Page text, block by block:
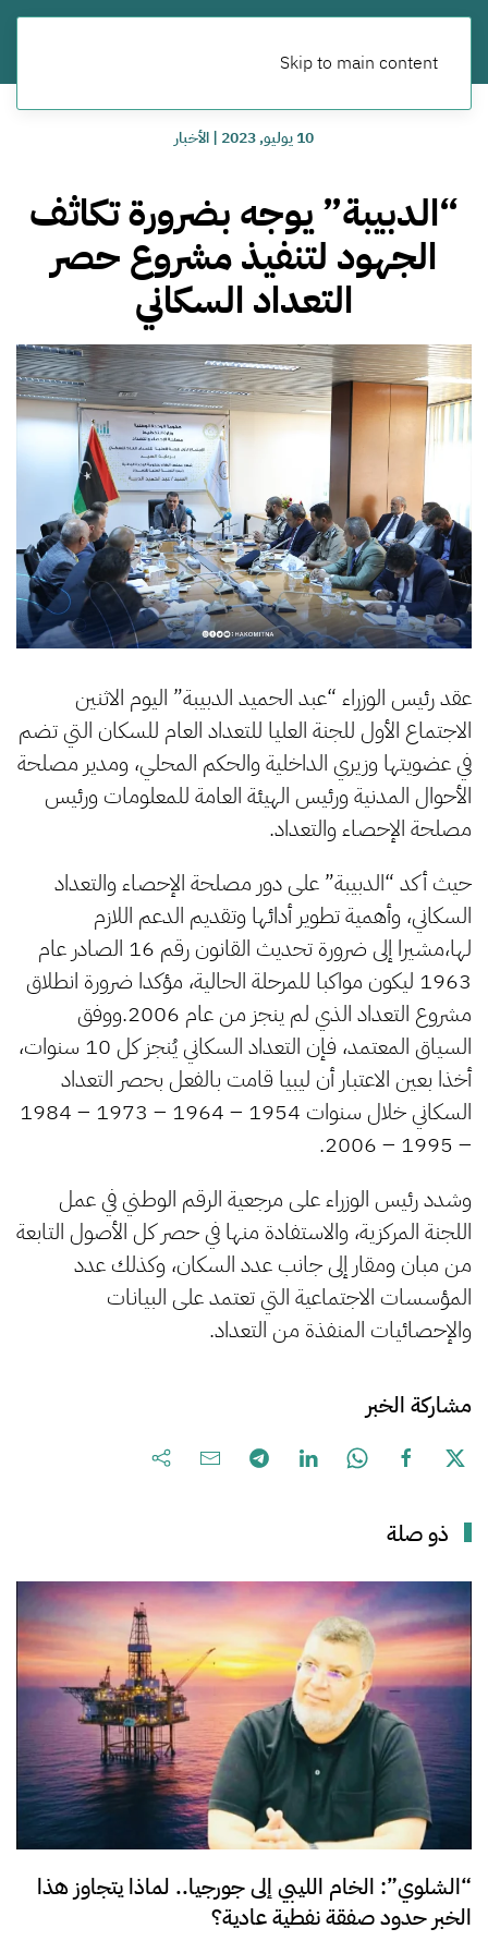
Skip to main content
10 يوليو, 2023 |الأخبار
“الدبيبة” يوجه بضرورة تكاثف
الجهود لتنفيذ مشروع حصر
التعداد السكاني
عقد رئيس الوزراء “عبد الحميد الدبيبة” اليوم الاثنين
الاجتماع الأول للجنة العليا للتعداد العام للسكان التي تضم
في عضويتها وزيري الداخلية والحكم المحلي، ومدير مصلحة
الأحوال المدنية ورئيس الهيئة العامة للمعلومات ورئيس
مصلحة الإحصاء والتعداد.
حيث أكد “الدبيبة” على دور مصلحة الإحصاء والتعداد
السكاني، وأهمية تطوير أدائها وتقديم الدعم اللازم
لها،مشيرا إلى ضرورة تحديث القانون رقم 16 الصادر عام
1963 ليكون مواكبا للمرحلة الحالية، مؤكدا ضرورة انطلاق
مشروع التعداد الذي لم ينجز من عام 2006.ووفق
السياق المعتمد، فإن التعداد السكاني يُنجز كل 10 سنوات،
أخذا بعين الاعتبار أن ليبيا قامت بالفعل بحصر التعداد
السكاني خلال سنوات 1954 – 1964 – 1973 – 1984
– 1995 – 2006.
وشدد رئيس الوزراء على مرجعية الرقم الوطني في عمل
اللجنة المركزية، والاستفادة منها في حصر كل الأصول التابعة
من مبان ومقار إلى جانب عدد السكان، وكذلك عدد
المؤسسات الاجتماعية التي تعتمد على البيانات
والإحصائيات المنفذة من التعداد.
مشاركة الخبر
ذو صلة
“الشلوي”: الخام الليبي إلى جورجيا.. لماذا يتجاوز هذا
الخبر حدود صفقة نفطية عادية؟